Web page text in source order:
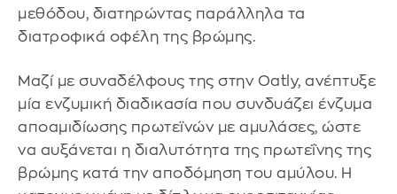
μεθόδου, διατηρώντας παράλληλα τα
διατροφικά οφέλη της βρώμης.
Μαζί με συναδέλφους της στην Oatly, ανέπτυξε
μία ενζυμική διαδικασία που συνδυάζει ένζυμα
αποαμιδίωσης πρωτεϊνών με αμυλάσες, ώστε
να αυξάνεται η διαλυτότητα της πρωτεΐνης της
βρώμης κατά την αποδόμηση του αμύλου. Η